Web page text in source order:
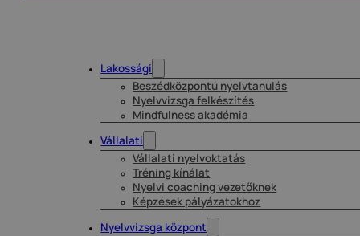
Lakossági
Beszédközpontú nyelvtanulás
Nyelvvizsga felkészítés
Mindfulness akadémia
Vállalati
Vállalati nyelvoktatás
Tréning kínálat
Nyelvi coaching vezetőknek
Képzések pályázatokhoz
Nyelvvizsga központ